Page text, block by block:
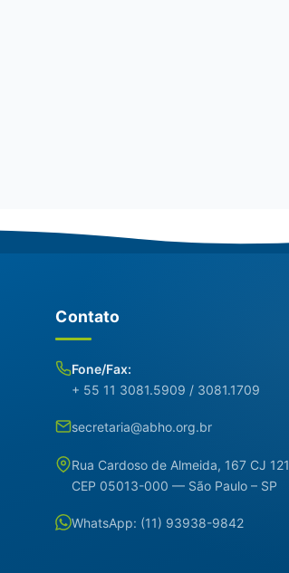
Contato
Fone/Fax:
+ 55 11 3081.5909 / 3081.1709
secretaria@abho.org.br
Rua Cardoso de Almeida, 167 CJ 121
CEP 05013-000 — São Paulo – SP
WhatsApp: (11) 93938-9842